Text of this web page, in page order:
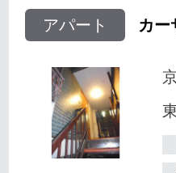
アパート カ